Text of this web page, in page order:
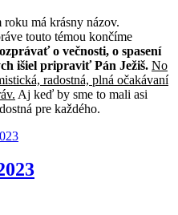
má krásny názov.
touto témou končíme
o večnosti, o spasení
išiel pripraviť Pán Ježiš. No
radostná, plná očakávaní
Aj keď by sme to mali asi
pre každého.